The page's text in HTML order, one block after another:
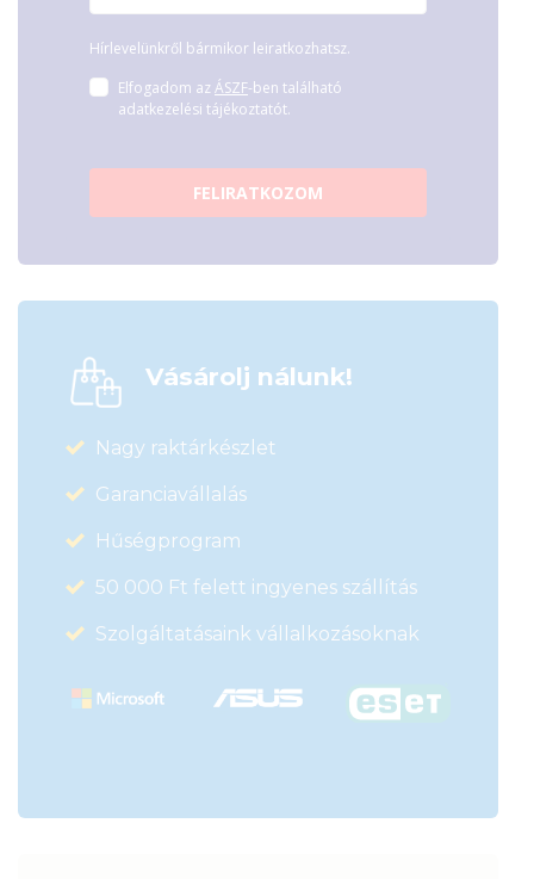
Hírlevelünkről bármikor leiratkozhatsz.
Elfogadom az ÁSZF-ben található
adatkezelési tájékoztatót.
FELIRATKOZOM
Vásárolj nálunk!
Nagy raktárkészlet
Garanciavállalás
Hűségprogram
50 000 Ft felett ingyenes szállítás
Szolgáltatásaink vállalkozásoknak